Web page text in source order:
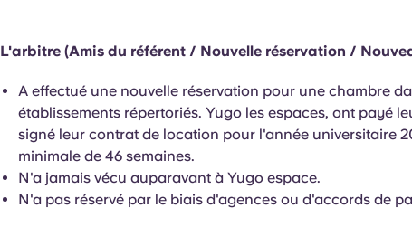
L'arbitre (Amis du référent / Nouvelle réservation /
A effectué une nouvelle réservation pour une chambre
établissements répertoriés. Yugo les espaces, ont payé
signé leur contrat de location pour l'année universitaire
minimale de 46 semaines.
N'a jamais vécu auparavant à Yugo espace.
N'a pas réservé par le biais d'agences ou d'accords de